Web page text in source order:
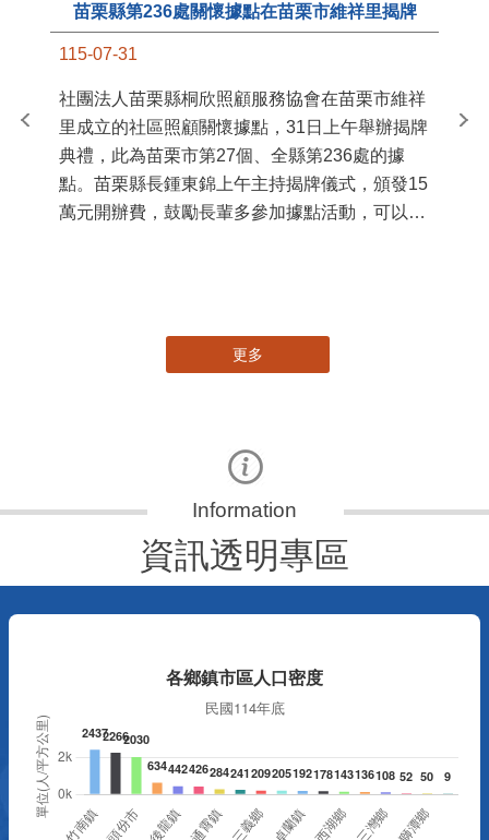
苗栗縣第236處關懷據點在苗栗市維祥里揭牌
115-07-31
社團法人苗栗縣桐欣照顧服務協會在苗栗市維祥
里成立的社區照顧關懷據點，31日上午舉辦揭牌
典禮，此為苗栗市第27個、全縣第236處的據
點。苗栗縣長鍾東錦上午主持揭牌儀式，頒發15
萬元開辦費，鼓勵長輩多參加據點活動，可以更
苗
更多
資訊透明專區